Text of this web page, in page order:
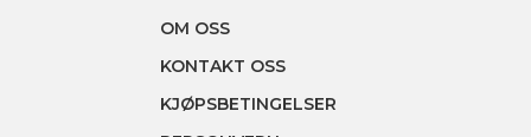
OM OSS
KONTAKT OSS
KJØPSBETINGELSER